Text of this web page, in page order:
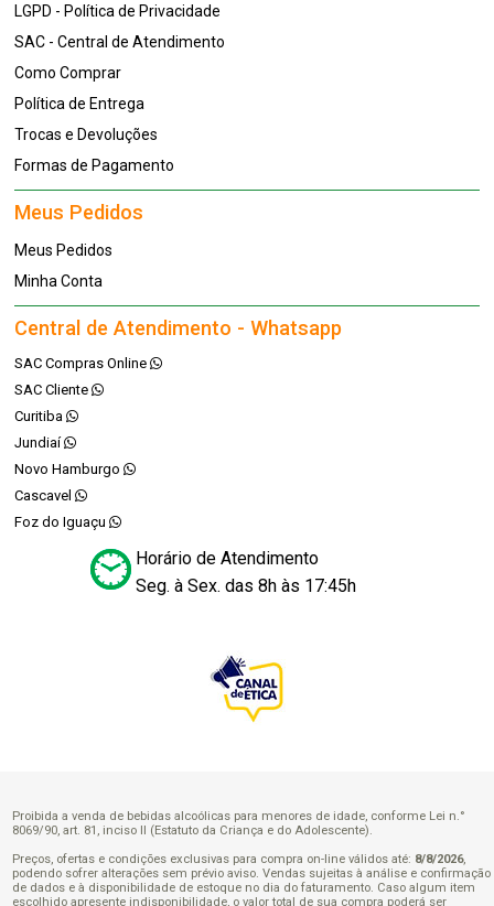
LGPD - Política de Privacidade
SAC - Central de Atendimento
Como Comprar
Política de Entrega
Trocas e Devoluções
Formas de Pagamento
Meus Pedidos
Meus Pedidos
Minha Conta
Central de Atendimento - Whatsapp
SAC Compras Online
SAC Cliente
Curitiba
Jundiaí
Novo Hamburgo
Cascavel
Foz do Iguaçu
Horário de Atendimento
Seg. à Sex. das 8h às 17:45h
Proibida a venda de bebidas alcoólicas para menores de idade, conforme Lei n.°
8069/90, art. 81, inciso II (Estatuto da Criança e do Adolescente).
Preços, ofertas e condições exclusivas para compra on-line válidos até: 8/8/2026,
podendo sofrer alterações sem prévio aviso. Vendas sujeitas à análise e confirmação
de dados e à disponibilidade de estoque no dia do faturamento. Caso algum item
escolhido apresente indisponibilidade, o valor total de sua compra poderá ser